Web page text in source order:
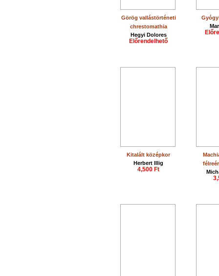
Görög vallástörténeti
chrestomathia
Hegyi Dolores
Előrendelhető
Kitalált középkor
Herbert Illig
4,500 Ft